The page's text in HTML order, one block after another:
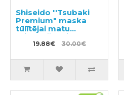
Shiseido ''Tsubaki
Premium" maska
tūlītējai matu
atjaunošanai 180g
19.88€ 30.00€